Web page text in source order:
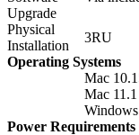
Upgrade
Physical
Installation
3RU
Operating Systems
Mac
Mac
Power Requirements